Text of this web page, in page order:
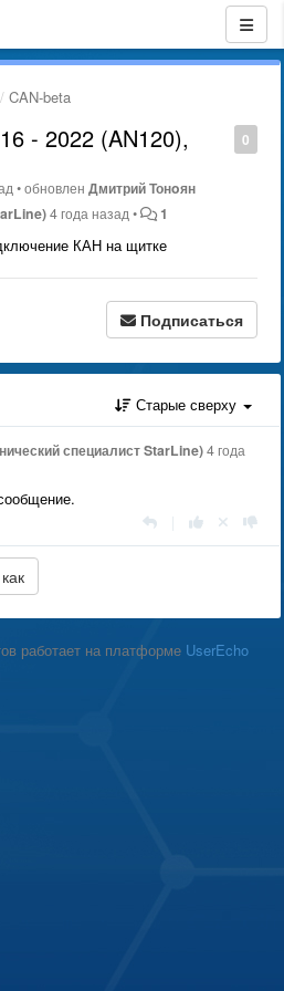
CAN-beta
0
- 2022 (AN120),
•обновленДмитрий Тонoян
4 года назад• 1
КАН на щитке
Подписаться
Старые сверху
специалист StarLine)4 года
работает на платформе UserEcho